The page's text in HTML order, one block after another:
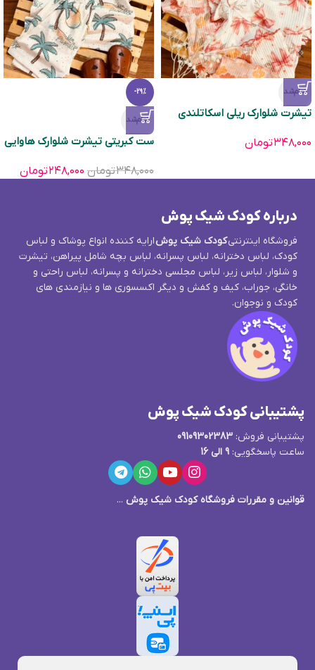
تمام‌شد
تیشرت شلوارک ریلی اسکاتلندی
۳۴۸,۰۰۰تومان
-29%
تمام‌شد
ست کبریتی تیشرت شلوارک هاوایی
۳۴۸,۰۰۰تومان ۲۴۸,۰۰۰تومان
درباره کودک شیک پوش
فروشگاه اینترنتیکودک شیک پوشارایه کننده انواع پوشاک و لباس
کودک، لباس دخترانه، لباس پسرانه، لباس بچه شامل پیراهن، تیشرت
و شلوار، لباس زیر، لباس مجلسی دخترانه و پسرانه، لباس راحتی و
خانگی، جوراب، کیف و کفش و دیگر اکسسوری ها و نیازمندی های
کودک و نوجوان.
پشتیبانی کودک شیک پوش
پشتیبانی فروش: 09109302383
ساعت پاسخگویی: 9 الی 16
قوانین و مقررات فروشگاه کودک شیک پوش ...